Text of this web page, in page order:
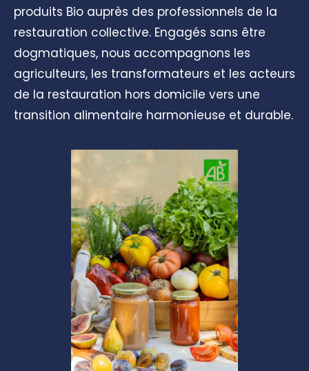
produits Bio auprès des professionnels de la
restauration collective. Engagés sans être
dogmatiques, nous accompagnons les
agriculteurs, les transformateurs et les acteurs
de la restauration hors domicile vers une
transition alimentaire harmonieuse et durable.